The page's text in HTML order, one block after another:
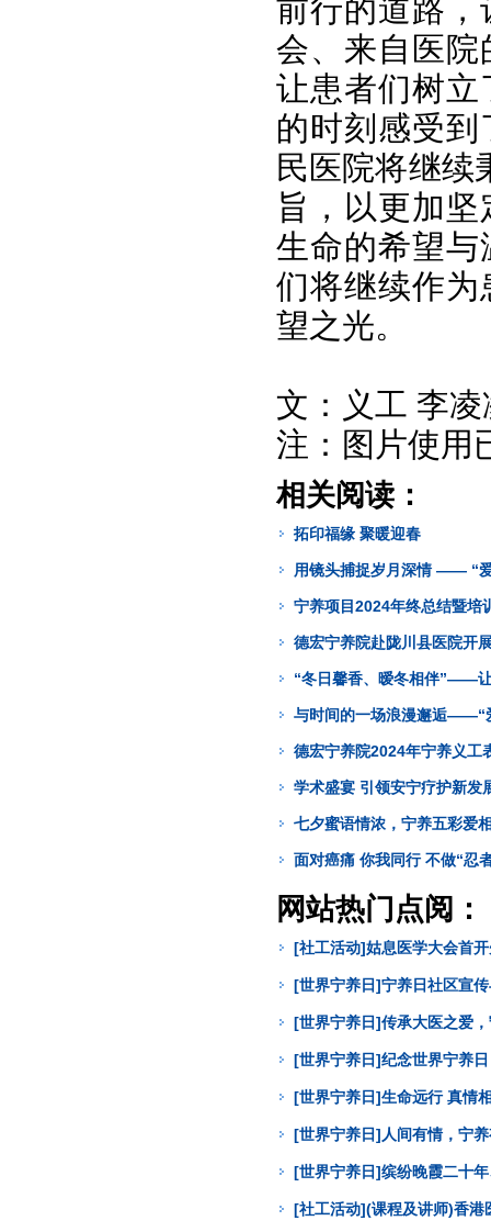
前行的道路
会、来自医
让患者们树
的时刻感受
民医院将继续
旨，以更加
生命的希望
们将继续作
望之光。
文：义工 李凌
注：图片使用
相关阅读：
拓印福缘 聚暖迎春
用镜头捕捉岁月深情 —— “
宁养项目2024年终总结暨培
德宏宁养院赴陇川县医院开
“冬日馨香、暧冬相伴”——
与时间的一场浪漫邂逅——“
德宏宁养院2024年宁养义工
学术盛宴 引领安宁疗护新发
七夕蜜语情浓，宁养五彩爱
面对癌痛 你我同行 不做“忍
网站热门点阅：
[社工活动]姑息医学大会首
[世界宁养日]宁养日社区宣
[世界宁养日]传承大医之爱
[世界宁养日]纪念世界宁养
[世界宁养日]生命远行 真情
[世界宁养日]人间有情，宁
[世界宁养日]缤纷晚霞二十
[社工活动](课程及讲师)香